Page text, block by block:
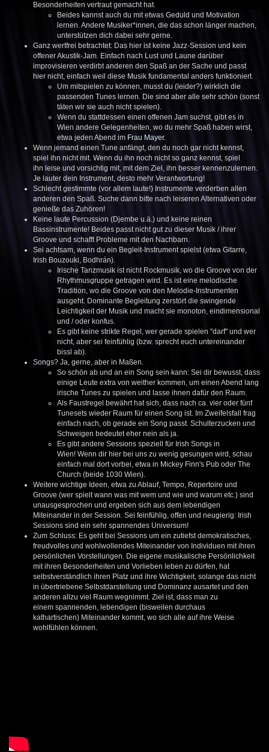
Besonderheiten vertraut gemacht hat.
Beides kannst auch du mit etwas Geduld und Motivation
lernen. Andere Musiker*innen, die das schon länger machen,
unterstützen dich dabei sehr gerne.
Ganz wertfrei betrachtet: Das hier ist keine Jazz-Session und kein
offener Akustik-Jam. Einfach nach Lust und Laune darüber
improvisieren verdirbt anderen den Spaß an der Sache und passt
hier nicht, einfach weil diese Musik fundamental anders funktioniert.
Um mitspielen zu können, musst du (leider?) wirklich die
passenden Tunes lernen. Die sind aber alle sehr schön (sonst
täten wir sie auch nicht spielen).
Wenn du stattdessen einen offenen Jam suchst, gibt es in
Wien andere Gelegenheiten, wo du mehr Spaß haben wirst,
etwa jeden Abend im Frau Mayer.
Wenn jemand einen Tune anfängt, den du noch gar nicht kennst,
spiel ihn nicht mit. Wenn du ihn noch nicht so ganz kennst, spiel
ihn leise und vorsichtig mit, mit dem Ziel, ihn besser kennenzulernen.
Je lauter dein Instrument, desto mehr Verantwortung!
Schlecht gestimmte (vor allem laute!) Instrumente verderben allen
anderen den Spaß. Suche dann bitte nach leiseren Alternativen oder
genieße das Zuhören!
Keine laute Percussion (Djembe u.ä.) und keine reinen
Bassinstrumente! Beides passt nicht gut zu dieser Musik / ihrer
Groove und schafft Probleme mit den Nachbarn.
Sei achtsam, wenn du ein Begleit-Instrument spielst (etwa Gitarre,
Irish Bouzouki, Bodhrán).
Irische Tanzmusik ist nicht Rockmusik, wo die Groove von der
Rhythmusgruppe getragen wird. Es ist eine melodische
Tradition, wo die Groove von den Melodie-Instrumenten
ausgeht. Dominante Begleitung zerstört die swingende
Leichtigkeit der Musik und macht sie monoton, eindimensional
und / oder konfus.
Es gibt keine strikte Regel, wer gerade spielen "darf" und wer
nicht, aber sei feinfühlig (bzw. sprecht euch untereinander
bissl ab).
Songs? Ja, gerne, aber in Maßen.
So schön ab und an ein Song sein kann: Sei dir bewusst, dass
einige Leute extra von weither kommen, um einen Abend lang
irische Tunes zu spielen und lasse ihnen dafür den Raum.
Als Faustregel bewährt hat sich, dass nach ca. vier oder fünf
Tunesets wieder Raum für einen Song ist. Im Zweifelsfall frag
einfach nach, ob gerade ein Song passt. Schulterzucken und
Schweigen bedeutet eher nein als ja.
Es gibt andere Sessions speziell für Irish Songs in
Wien! Wenn dir hier bei uns zu wenig gesungen wird, schau
einfach mal dort vorbei, etwa in Mickey Finn's Pub oder The
Church (beide 1030 Wien).
Weitere wichtige Ideen, etwa zu Ablauf, Tempo, Repertoire und
Groove (wer spielt wann was mit wem und wie und warum etc.) sind
unausgesprochen und ergeben sich aus dem lebendigen
Miteinander in der Session. Sei feinfühlig, offen und neugierig: Irish
Sessions sind ein sehr spannendes Universum!
Zum Schluss: Es geht bei Sessions um ein zutiefst demokratisches,
freudvolles und wohlwollendes Miteinander von Individuen mit ihren
persönlichen Vorstellungen. Die eigene musikalische Persönlichkeit
mit ihren Besonderheiten und Vorlieben leben zu dürfen, hat
selbstverständlich ihren Platz und ihre Wichtigkeit, solange das nicht
in übertriebene Selbstdarstellung und Dominanz ausartet und den
anderen allzu viel Raum wegnimmt. Ziel ist, dass man zu
einem spannenden, lebendigen (bisweilen durchaus
kathartischen) Miteinander kommt, wo sich alle auf ihre Weise
wohlfühlen können.